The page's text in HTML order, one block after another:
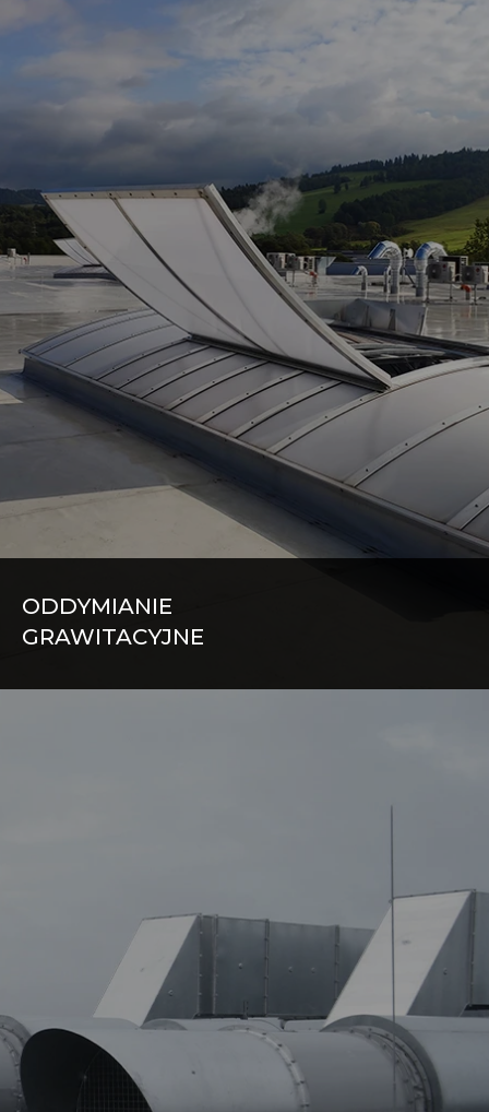
ODDYMIANIE
GRAWITACYJNE
SYSTEMY STEROWANIA
SYSTEMY ODDYMIANIA KLATEK
SCHODOWYCH